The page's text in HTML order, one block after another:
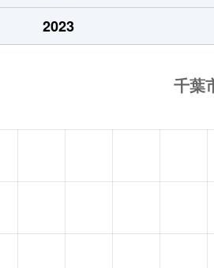
1,200万円
2,000万円 新検見川
2023